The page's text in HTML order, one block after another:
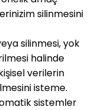
silinmesini
silinmesi, yok
halinde
verilerin
isteme.
sistemler